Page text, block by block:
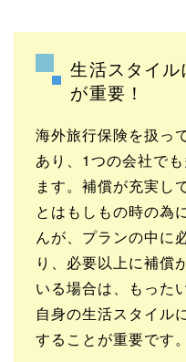
生活スタイ
が重要！
海外旅行保険を扱っ
あり、1つの会社で
ます。補償が充実し
とはもしもの時の為
んが、プランの中に
り、必要以上に補償
いる場合は、もった
自身の生活スタイル
することが重要です。